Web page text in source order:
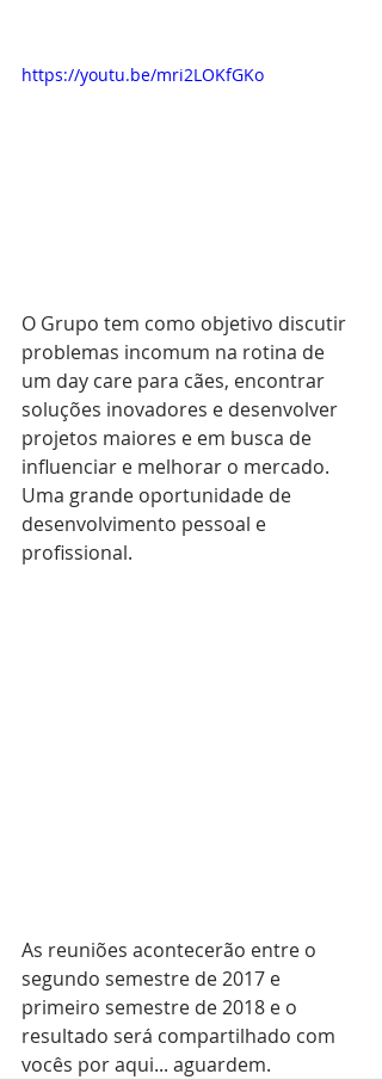
https://youtu.be/mri2LOKfGKo
O Grupo tem como objetivo discutir
problemas incomum na rotina de
um day care para cães, encontrar
soluções inovadores e desenvolver
projetos maiores e em busca de
influenciar e melhorar o mercado.
Uma grande oportunidade de
desenvolvimento pessoal e
profissional.
As reuniões acontecerão entre o
segundo semestre de 2017 e
primeiro semestre de 2018 e o
resultado será compartilhado com
vocês por aqui... aguardem.